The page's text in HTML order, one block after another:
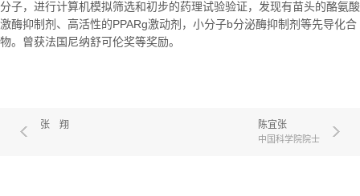
分子，进行计算机模拟筛选和初步的药理试验验证，发现有苗头的酪氨酸
激酶抑制剂、高活性的PPARg激动剂，小分子b分泌酶抑制剂等先导化合
物。曾获法国尼纳舒可伦奖等奖励。
张 翔 陈宜张
中国科学院院士